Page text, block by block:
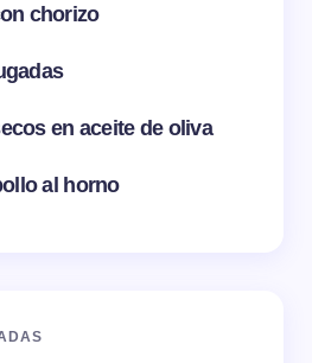
chorizo
en aceite de oliva
al horno